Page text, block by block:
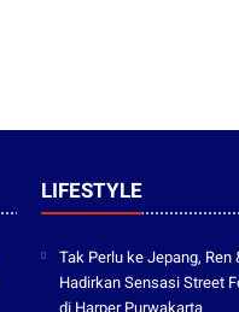
LIFESTYLE
Tak Perlu ke Jepang, Ren
Hadirkan Sensasi Street
di Harper Purwakarta